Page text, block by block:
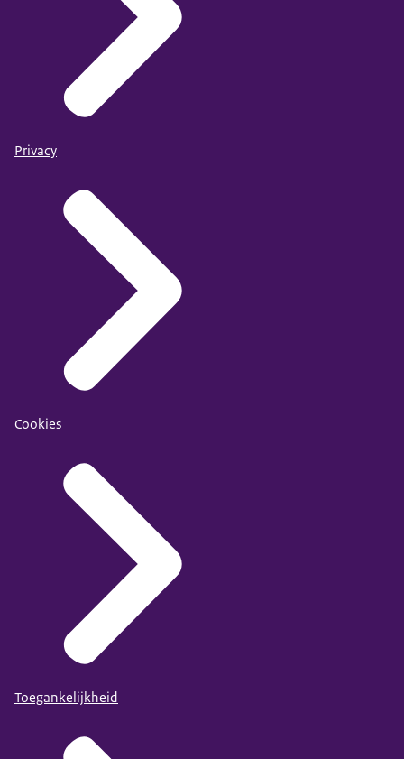
Privacy
Cookies
Toegankelijkheid